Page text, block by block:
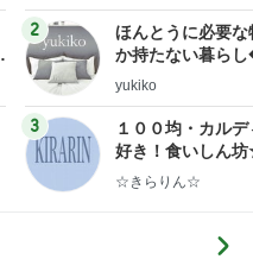
2
ほんとうに必要な
か持たない暮ら
ep Life Simple◆
yukiko
3
１００均・カルデ
好き！食いしん
らりん☆のブログ
☆きらりん☆